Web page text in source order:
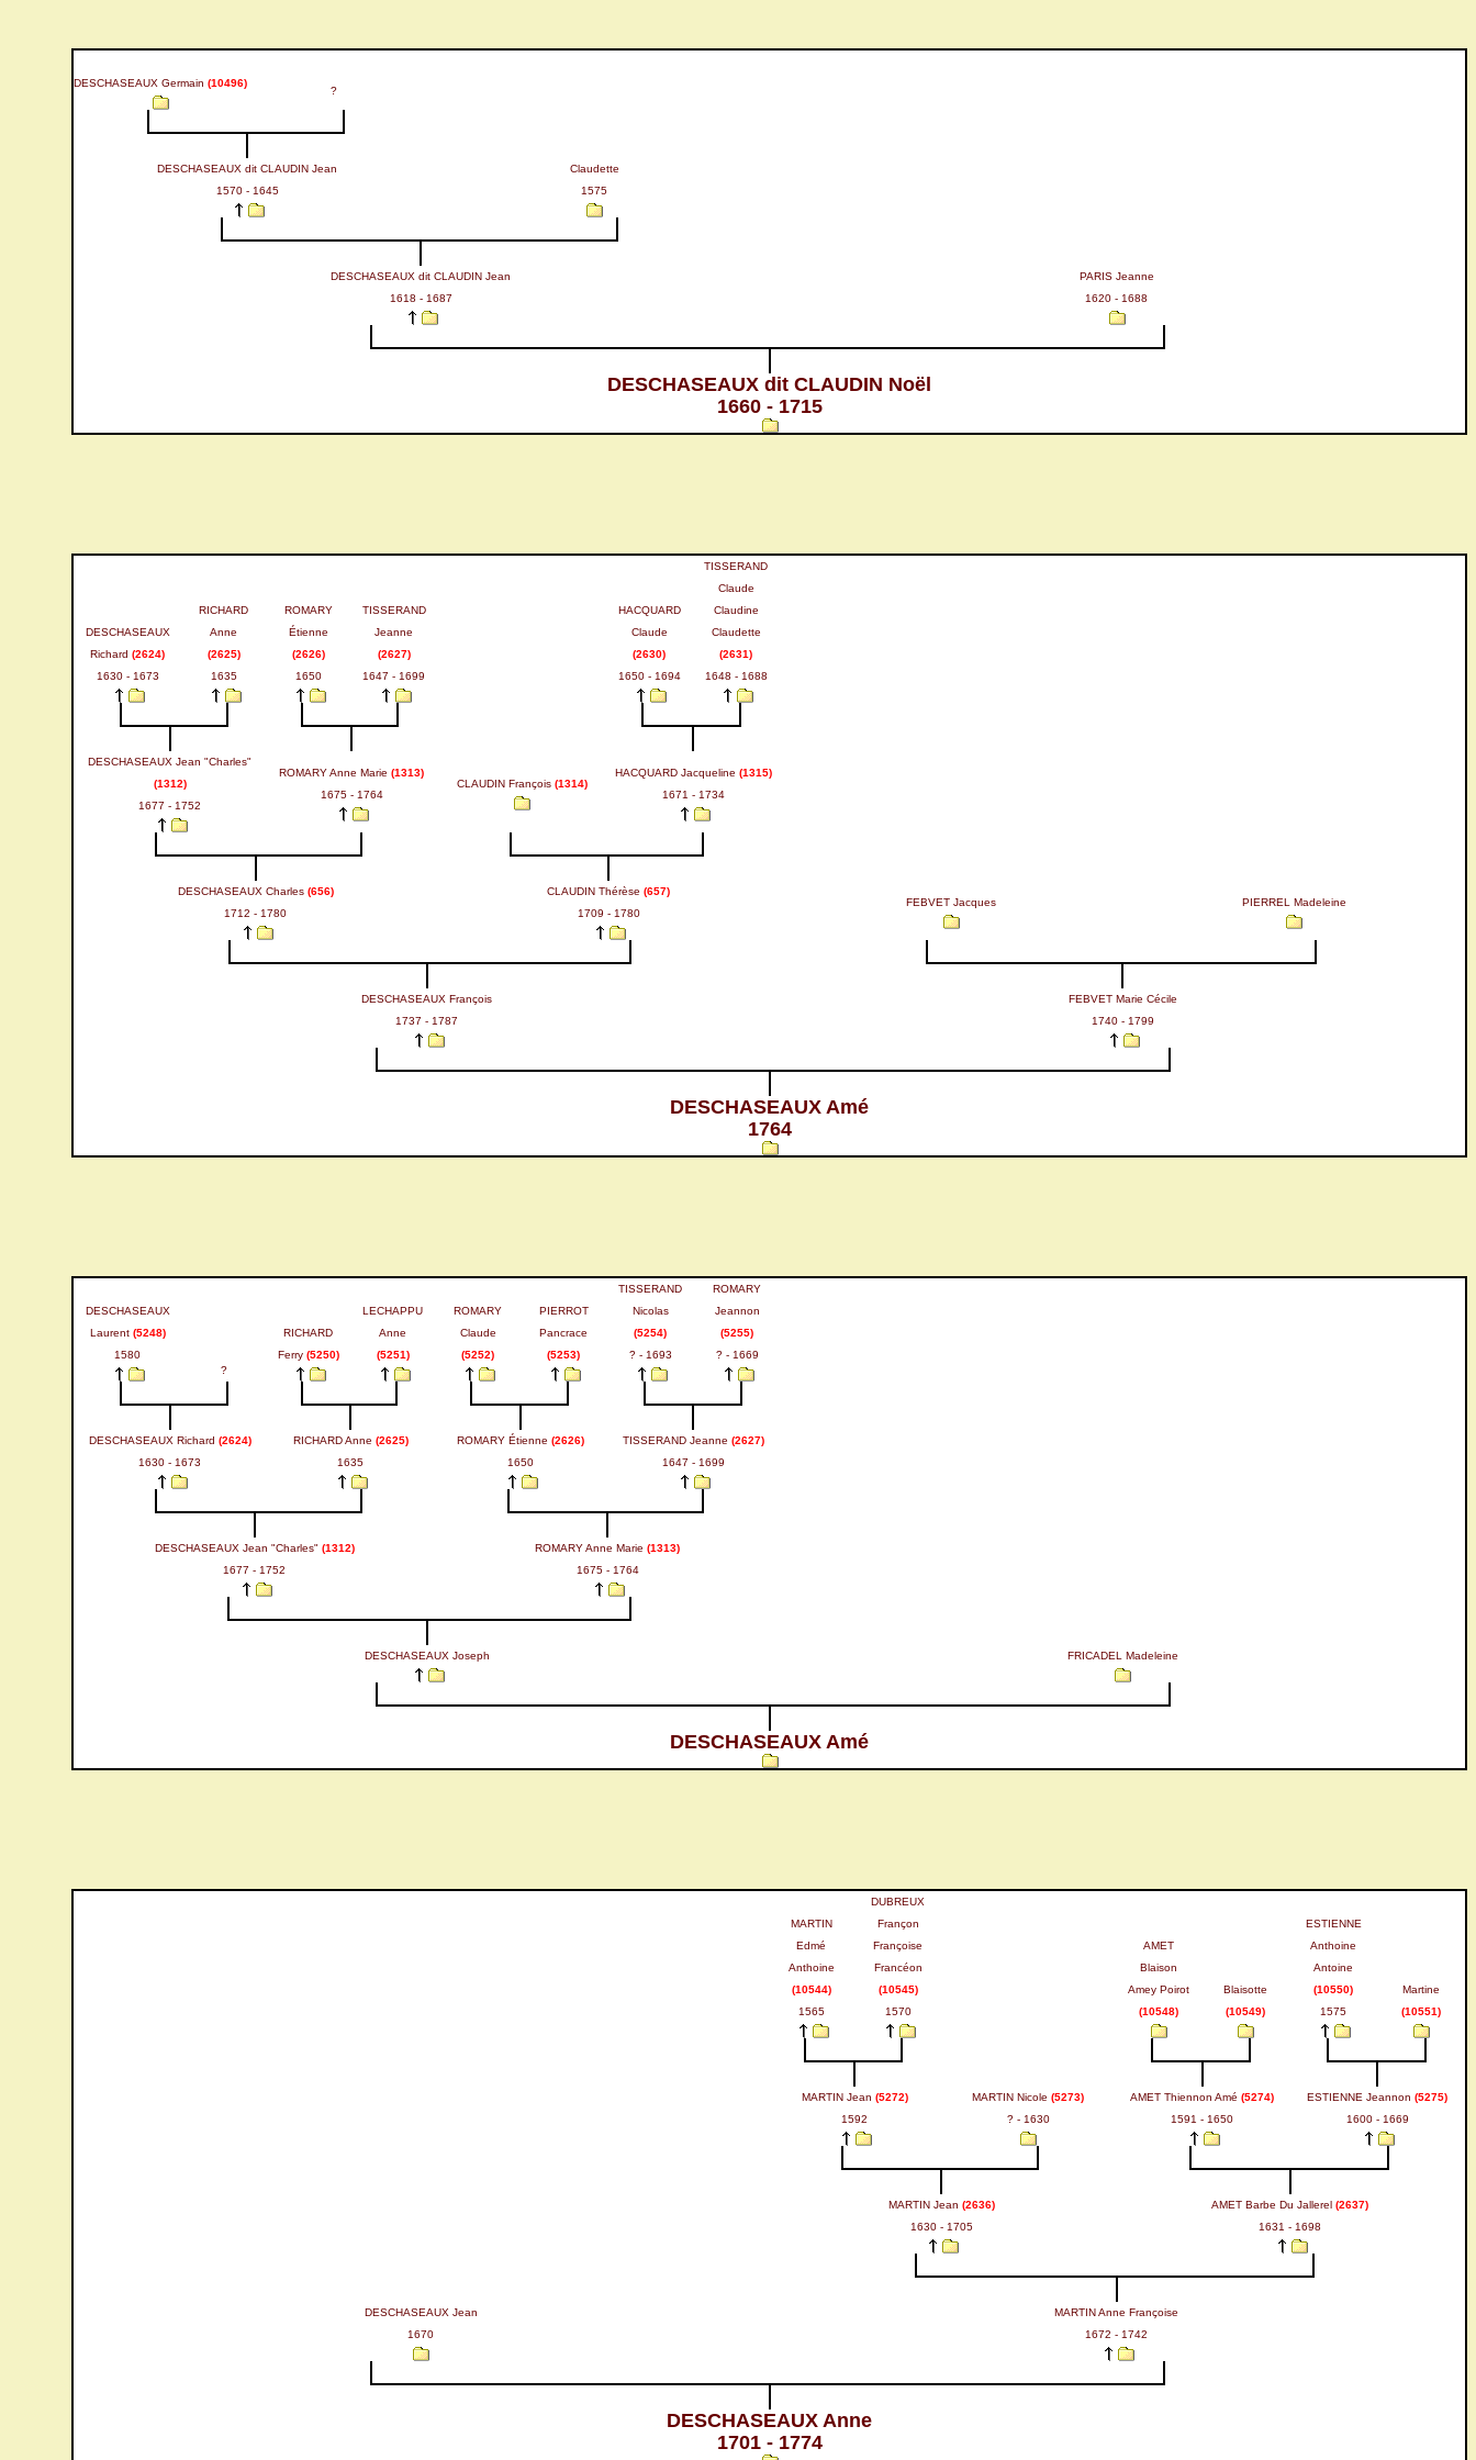
DESCHASEAUX Germain (10496)
?
DESCHASEAUX dit CLAUDIN Jean
1570 - 1645
Claudette
1575
DESCHASEAUX dit CLAUDIN Jean
1618 - 1687
PARIS Jeanne
1620 - 1688
DESCHASEAUX dit CLAUDIN Noël
1660 - 1715
DESCHASEAUX
Richard (2624)
1630 - 1673
RICHARD
Anne
(2625)
1635
ROMARY
Étienne
(2626)
1650
TISSERAND
Jeanne
(2627)
1647 - 1699
HACQUARD
Claude
(2630)
1650 - 1694
TISSERAND
Claude
Claudine
Claudette
(2631)
1648 - 1688
DESCHASEAUX Jean "Charles"
(1312)
1677 - 1752
ROMARY Anne Marie (1313)
1675 - 1764
CLAUDIN François (1314)
HACQUARD Jacqueline (1315)
1671 - 1734
DESCHASEAUX Charles (656)
1712 - 1780
CLAUDIN Thérèse (657)
1709 - 1780
FEBVET Jacques PIERREL Madeleine
DESCHASEAUX François
1737 - 1787
FEBVET Marie Cécile
1740 - 1799
DESCHASEAUX Amé
1764
DESCHASEAUX
Laurent (5248)
1580
?
RICHARD
Ferry (5250)
LECHAPPU
Anne
(5251)
ROMARY
Claude
(5252)
PIERROT
Pancrace
(5253)
TISSERAND
Nicolas
(5254)
? - 1693
ROMARY
Jeannon
(5255)
? - 1669
DESCHASEAUX Richard (2624)
1630 - 1673
RICHARD Anne (2625)
1635
ROMARY Étienne (2626)
1650
TISSERAND Jeanne (2627)
1647 - 1699
DESCHASEAUX Jean "Charles" (1312)
1677 - 1752
ROMARY Anne Marie (1313)
1675 - 1764
DESCHASEAUX Joseph FRICADEL Madeleine
DESCHASEAUX Amé
MARTIN
Edmé
Anthoine
(10544)
1565
DUBREUX
Françon
Françoise
Francéon
(10545)
1570
AMET
Blaison
Amey Poirot
(10548)
Blaisotte
(10549)
ESTIENNE
Anthoine
Antoine
(10550)
1575
Martine
(10551)
MARTIN Jean (5272)
1592
MARTIN Nicole (5273)
? - 1630
AMET Thiennon Amé (5274)
1591 - 1650
ESTIENNE Jeannon (5275)
1600 - 1669
MARTIN Jean (2636)
1630 - 1705
AMET Barbe Du Jallerel (2637)
1631 - 1698
DESCHASEAUX Jean
1670
MARTIN Anne Françoise
1672 - 1742
DESCHASEAUX Anne
1701 - 1774